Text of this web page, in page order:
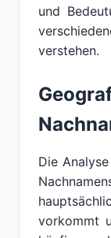
und
verstehen.
Die
vorkommt